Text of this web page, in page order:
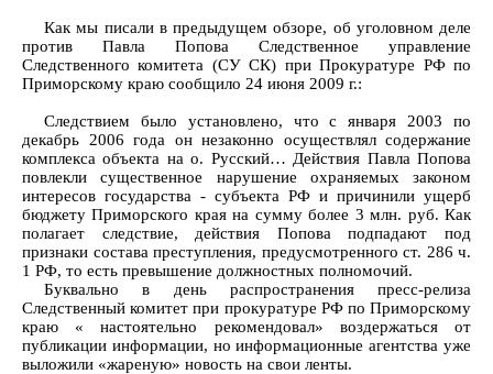
Как мы писали в предыдущем обзоре, об уголовном деле
против Павла Попова Следственное управление
Следственного комитета (СУ СК) при Прокуратуре РФ по
Приморскому краю сообщило 24 июня 2009 г.:
Следствием было установлено, что с января 2003 по
декабрь 2006 года он незаконно осуществлял содержание
комплекса объекта на о. Русский… Действия Павла Попова
повлекли существенное нарушение охраняемых законом
интересов государства - субъекта РФ и причинили ущерб
бюджету Приморского края на сумму более 3 млн. руб. Как
полагает следствие, действия Попова подпадают под
признаки состава преступления, предусмотренного ст. 286 ч.
1 РФ, то есть превышение должностных полномочий.
Буквально в день распространения пресс-релиза
Следственный комитет при прокуратуре РФ по Приморскому
краю « настоятельно рекомендовал» воздержаться от
публикации информации, но информационные агентства уже
выложили «жареную» новость на свои ленты.